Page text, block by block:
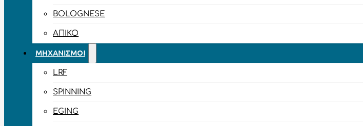
BOLOGNESE
ΑΠΊΚΟ
ΜΗΧΑΝΙΣΜΟΊ
LRF
SPINNING
EGING